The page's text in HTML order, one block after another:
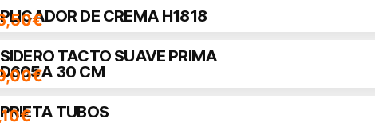
DE CREMA H1818
€
TACTO SUAVE PRIMA
30 CM
€
TUBOS
€